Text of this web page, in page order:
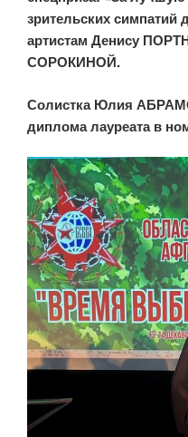
зрительских симпатий
артистам Денису
СОРОКИНОЙ.
Солистка Юлия
диплома лауреата в